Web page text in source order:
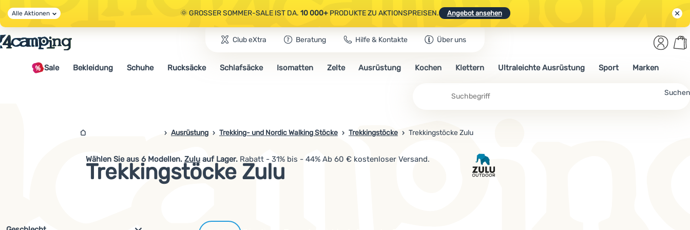
🌞 GROSSER SOMMER-SALE IST DA. 10 000+PRODUKTE ZU AKTIONSPREISEN. Angebot ansehen
🤫 - 10 % AUF AUSGEWÄHLTE CAMPING- & WANDERAUSRÜSTUNG.CODE OUT10 NUTZEN.
🌞 GROSSER SOMMER-SALE IST DA.10 000+PRODUKTE ZU AKTIONSPREISEN. Angebot ansehen
Alle Aktionen
Club eXtra Beratung Hilfe & Kontakte Über uns
Suchen
Anmelden
Sale Bekleidung Schuhe Rucksäcke Schlafsäcke Isomatten Zelte Ausrüstung Kochen Klettern Ultraleichte Ausrüstung Sport Marken
4campingshop.de
Ausrüstung Trekking- und Nordic Walking Stöcke Trekkingstöcke Trekkingstöcke Zulu
Trekkingstöcke Zulu
Wählen Sie aus 6 Modellen. Zulu auf Lager. Rabatt - 31% bis - 44% Ab 60 € kostenloser Versand.